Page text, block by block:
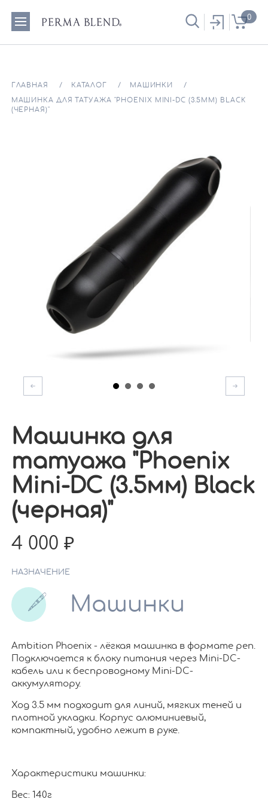
0
ГЛАВНАЯ КАТАЛОГ МАШИНКИ
МАШИНКА ДЛЯ ТАТУАЖА "PHOENIX MINI-DC (3.5ММ) BLACK
(ЧЕРНАЯ)"
Машинка для
татуажа "Phoenix
Mini-DC (3.5мм) Black
(черная)"
4 000
НАЗНАЧЕНИЕ
Машинки
Ambition Phoenix - лёгкая машинка в формате pen.
Подключается к блоку питания через Mini-DC-
кабель или к беспроводному Mini-DC-
аккумулятору.
Ход 3.5 мм подходит для линий, мягких теней и
плотной укладки. Корпус алюминиевый,
компактный, удобно лежит в руке.
Характеристики машинки:
Вес: 140г